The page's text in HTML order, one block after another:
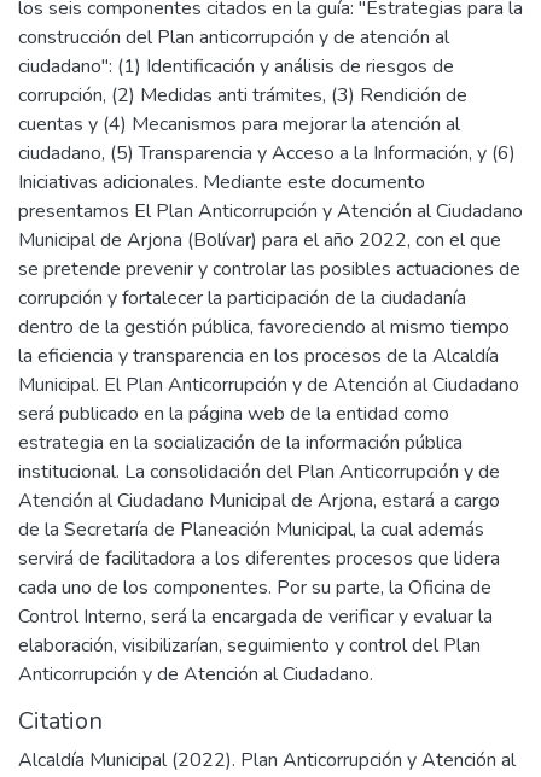
los seis componentes citados en la guía: "Estrategias para la
construcción del Plan anticorrupción y de atención al
ciudadano": (1) Identificación y análisis de riesgos de
corrupción, (2) Medidas anti trámites, (3) Rendición de
cuentas y (4) Mecanismos para mejorar la atención al
ciudadano, (5) Transparencia y Acceso a la Información, y (6)
Iniciativas adicionales. Mediante este documento
presentamos El Plan Anticorrupción y Atención al Ciudadano
Municipal de Arjona (Bolívar) para el año 2022, con el que
se pretende prevenir y controlar las posibles actuaciones de
corrupción y fortalecer la participación de la ciudadanía
dentro de la gestión pública, favoreciendo al mismo tiempo
la eficiencia y transparencia en los procesos de la Alcaldía
Municipal. El Plan Anticorrupción y de Atención al Ciudadano
será publicado en la página web de la entidad como
estrategia en la socialización de la información pública
institucional. La consolidación del Plan Anticorrupción y de
Atención al Ciudadano Municipal de Arjona, estará a cargo
de la Secretaría de Planeación Municipal, la cual además
servirá de facilitadora a los diferentes procesos que lidera
cada uno de los componentes. Por su parte, la Oficina de
Control Interno, será la encargada de verificar y evaluar la
elaboración, visibilizarían, seguimiento y control del Plan
Anticorrupción y de Atención al Ciudadano.
Citation
Alcaldía Municipal (2022). Plan Anticorrupción y Atención al